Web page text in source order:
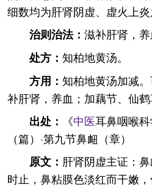
细数均为肝肾阴虚、虚火上炎
治则治法： 滋补肝肾，养
处方： 知柏地黄汤。
方用： 知柏地黄汤加减
补肝肾，养血；加藕节、仙鹤
出处：
《中医耳鼻咽喉
（篇）·第九节鼻衄（章）
原文： 肝肾阴虚主证：
时止，鼻粘膜色淡红而干嫩